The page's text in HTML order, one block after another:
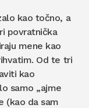
kao točno, a
povratnička
mene kao
Od te tri
kao
samo „ajme
(kao da sam